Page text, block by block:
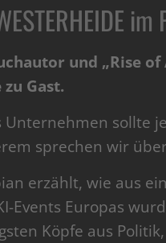
und „Rise
Gast.
sollte
sprechen wir
erzählt, wie aus
Events Europas
Köpfe aus